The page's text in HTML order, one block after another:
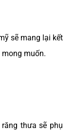
sẽ mang lại kết
muốn.
thưa sẽ phụ